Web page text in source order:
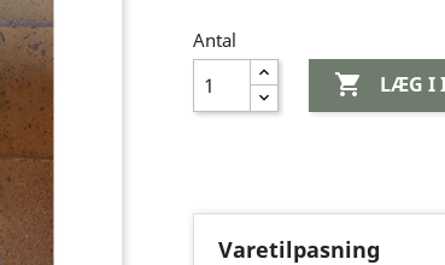
Antal
 LÆG I
Varetilpasning